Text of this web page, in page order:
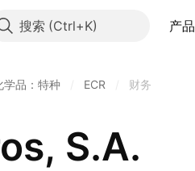
搜索 产品
学品：特种 ECR 财务
S.A.